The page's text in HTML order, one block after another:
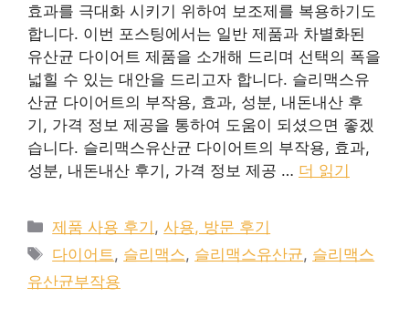
효과를 극대화 시키기 위하여 보조제를 복용하기도
합니다. 이번 포스팅에서는 일반 제품과 차별화된
유산균 다이어트 제품을 소개해 드리며 선택의 폭을
넓힐 수 있는 대안을 드리고자 합니다. 슬리맥스유
산균 다이어트의 부작용, 효과, 성분, 내돈내산 후
기, 가격 정보 제공을 통하여 도움이 되셨으면 좋겠
습니다. 슬리맥스유산균 다이어트의 부작용, 효과,
성분, 내돈내산 후기, 가격 정보 제공 … 더 읽기
카
테
고
리
제품 사용 후기 ,사용, 방문 후기
태
그
다이어트 , 슬리맥스, 슬리맥스유산균, 슬리맥스
유산균부작용